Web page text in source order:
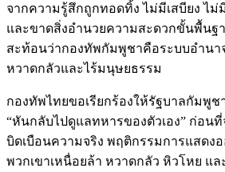
จากความรู้สึกถูกทอดทิ้ง ไม่มีเสบียง ไม่
และขาดสิ่งอำนวยความสะดวกขั้นพื้นฐ
สะท้อนว่ากองทัพกัมพูชาคือระบบอำนา
หวาดกลัวและไร้มนุษยธรรม
กองทัพไทยขอเรียกร้องให้รัฐบาลกัมพู
“หันกลับไปดูแลทหารของตัวเอง” ก่อนที่
บิดเบือนความจริง พฤติกรรมการแสดง
พวกเขาเหนื่อยล้า หวาดกลัว หิวโหย แล